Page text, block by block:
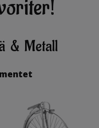
& Metall